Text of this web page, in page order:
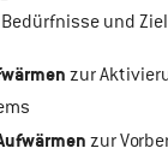
und
zur
zur